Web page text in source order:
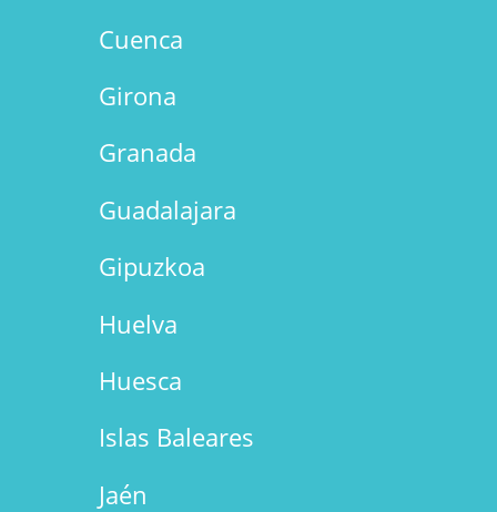
Cuenca
Girona
Granada
Guadalajara
Gipuzkoa
Huelva
Huesca
Islas Baleares
Jaén